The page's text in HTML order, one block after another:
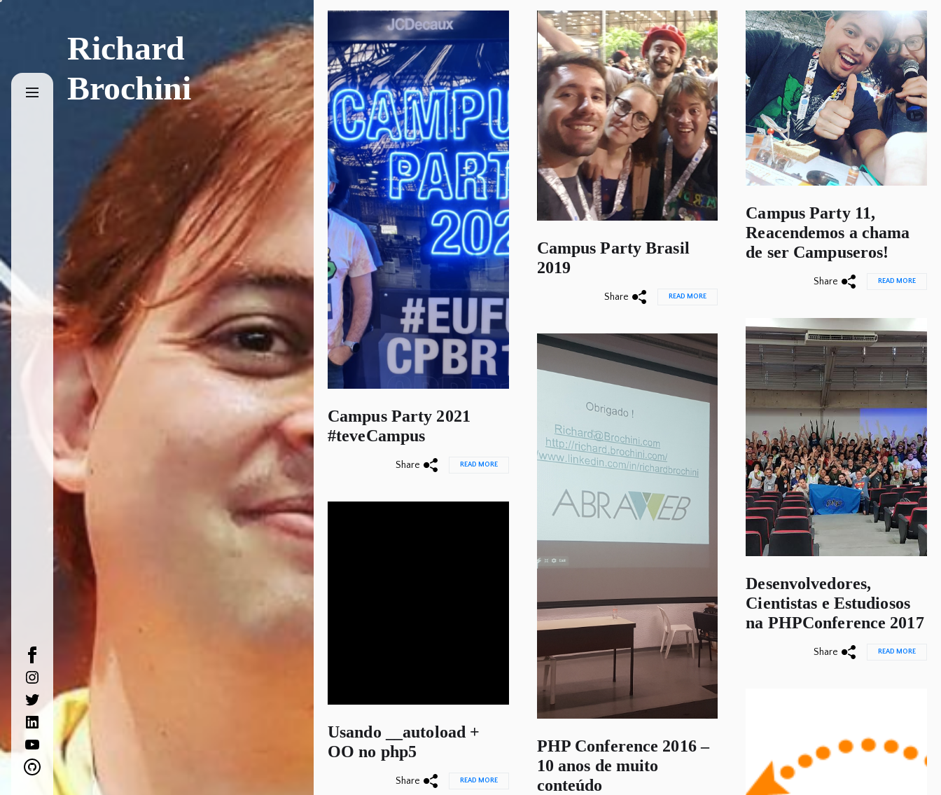
facebook
instagram
twitter
linkedin
youtube
github
Richard
Brochini
Campus Party 2021
#teveCampus
Share READ MORE
Campus Party Brasil
2019
Share READ MORE
Campus Party 11,
Reacendemos a chama
de ser Campuseros!
Share READ MORE
Desenvolvedores,
Cientistas e Estudiosos
na PHPConference 2017
Share READ MORE
PHP Conference 2016 –
10 anos de muito
conteúdo
Usando __autoload +
OO no php5
Share READ MORE